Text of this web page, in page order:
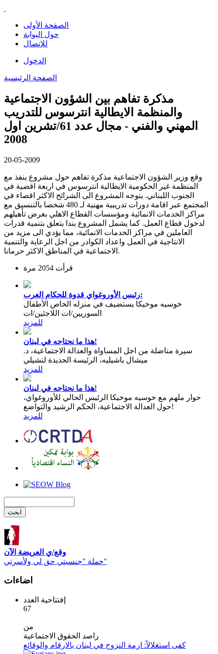
الصفحة الأولى
حول البوابة
للإتصال
الدخول
الصفحة الرئيسية
مذكرة تفاهم بين الشؤون الاجتماعية
والمنظمة الايطالية انترسوس للتدريب
المهني والفني - مجال عدد 61/تشرين اول
2008
20-05-2009
وقع وزير الشؤون الاجتماعية مذكرة تفاهم حول مشروع ينفذ مع
المنظمة غير الحكومية الايطالية انترسوس في اربعة اقضية في
الجنوب اللبناني. يتوجه المشروع الى الشرائح الاكثر اقصاء في
المجتمع عبر اقامة دورات تدريبية مهنية لـ 480 شخصا بالتنسيق مع
مراكز الخدمات الانمائية ومؤسسات القطاع الاهلي بغرض تأهيلهم
لدخول قطاع العمل. كما يشمل المشروع بندا يتعلق بتنمية قدرات
العاملين في مراكز الخدمات الانمائية، مما يؤدي الى مزيد من
الانتاجية في العمل واعداد الكوادر من اجل الرعاية والتنمية
الاجتماعية في المناطق الاكثر حرمانا.
قرأت 2054 مرة
رئيس الأوروغواي قدوة للحكام العرب:
خوسيه موخيكا يستضيف في منزله الخاص الأطفال
السوريين/ات اللاجئين/ات
للمزيد
هذا ما نحتاجه في لبنان!
سيرة مناضلة من اجل المساواة والعدالة الاجتماعية، د.
ميشال باشيليه، الرئيسة الجديدة لتشيلي
للمزيد
هذا ما نحتاجه في لبنان!
حوار ملهم مع خوسيه موخيكا الرئيس الحالي للأوروغواي،
حول العدالة الاجتماعية، الحكم الرشيد والتواضع!
للمزيد
وقع/ي العريضة الآن
حملة "جنسيتي حق لي ولأسرتي"
اضاءات
إفتتاحية العدد
67
من
راصد الحقوق الاجتماعية
كفى استغلالاً: ازمة النزوح في لبنان بالارقام والوقائع